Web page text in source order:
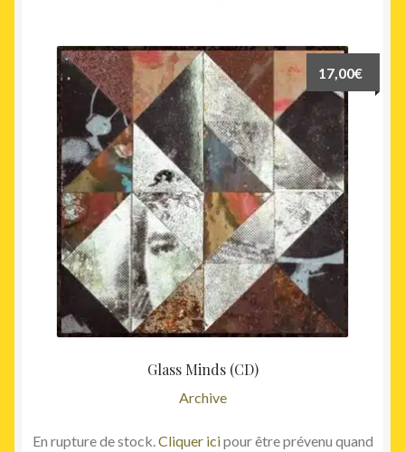
plus
ancien
Glass Minds (CD)
Archive
17,00€
En rupture de stock. Cliquer icipour être prévenu quand